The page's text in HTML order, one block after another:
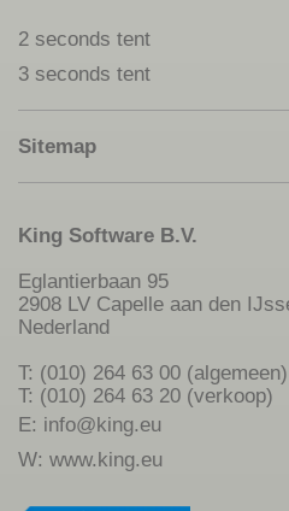
2 seconds tent
3 seconds tent
Sitemap
King Software B.V.
Eglantierbaan 95
2908 LV Capelle aan den
Nederland
T: (010) 264 63 00 (algemeen)
T: (010) 264 63 20 (verkoop)
E: info@king.eu
W: www.king.eu